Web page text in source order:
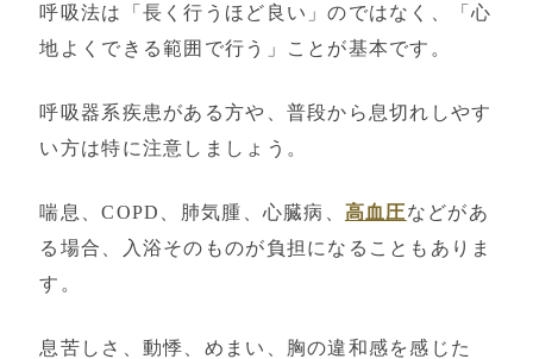
呼吸法は「長く行うほど良い」のではなく、「心
地よくできる範囲で行う」ことが基本です。
呼吸器系疾患がある方や、普段から息切れしやす
い方は特に注意しましょう。
喘息、COPD、肺気腫、心臓病、 高血圧などがあ
る場合、入浴そのものが負担になることもありま
す。
息苦しさ、動悸、めまい、胸の違和感を感じた